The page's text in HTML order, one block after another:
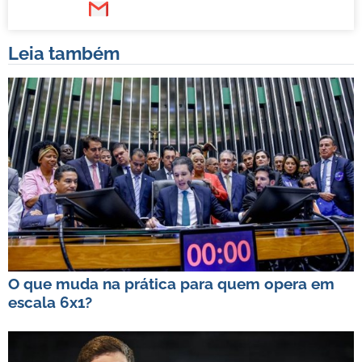
Leia também
O que muda na prática para quem opera em
escala 6x1?